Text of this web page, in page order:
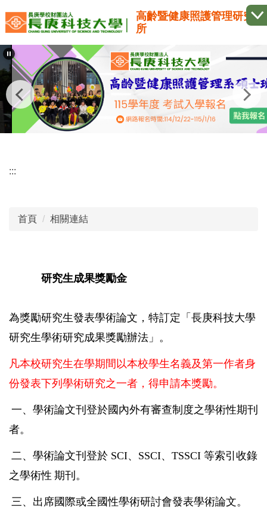
到
要
內
容
區
高齡暨健康照護管理研究
所
:::
首頁 相關連結
研究生成果獎勵金
為獎勵研究生發表學術論文，特訂定「長庚科技大學
研究生學術研究成果獎勵辦法」。
凡本校研究生在學期間以本校學生名義及第一作者身
份發表下列學術研究之一者，得申請本獎勵。
一、學術論文刊登於國內外有審查制度之學術性期刊
者。
二、學術論文刊登於 SCI、 SSCI、 TSSCI 等索引收錄
之學術性 期刊。
三、出席國際或全國性學術研討會發表學術論文。